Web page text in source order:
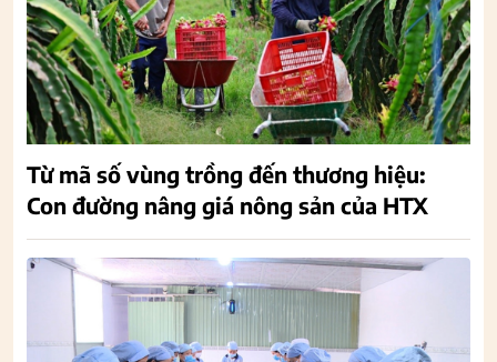
Từ mã số vùng trồng đến thương hiệu:
Con đường nâng giá nông sản của HTX